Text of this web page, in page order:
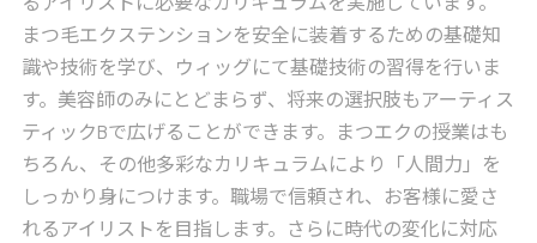
まつ毛エクステンションを安全に装着するための基礎知
識や技術を学び、ウィッグにて基礎技術の習得を行いま
す。美容師のみにとどまらず、将来の選択肢もアーティス
ティックBで広げることができます。まつエクの授業はも
ちろん、その他多彩なカリキュラムにより「人間力」を
しっかり身につけます。職場で信頼され、お客様に愛さ
れるアイリストを目指します。さらに時代の変化に対応